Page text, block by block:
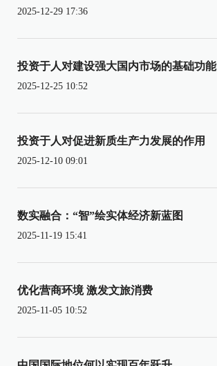
2025-12-29 17:36
投资于人对建设强大国内市场的基础功能
2025-12-25 10:52
投资于人对促进新质生产力发展的作用
2025-12-10 09:01
数实融合：“智”绘实体经济新蓝图
2025-11-19 15:41
优化营商环境 激发文旅消费
2025-11-05 10:52